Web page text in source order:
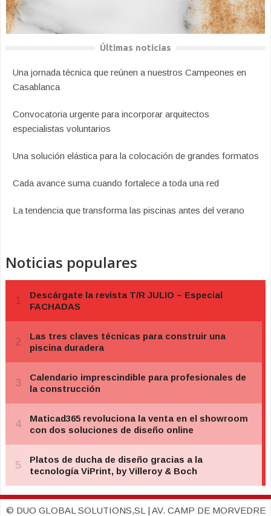
Últimas noticias
Una jornada técnica que reúnen a nuestros Campeones en
Casablanca
Convocatoria urgente para incorporar arquitectos
especialistas voluntarios
Una solución elástica para la colocación de grandes formatos
Cada avance suma cuando fortalece a toda una red
La tendencia que transforma las piscinas antes del verano
Noticias populares
© DUO GLOBAL SOLUTIONS,SL | AV. CAMP DE MORVEDRE